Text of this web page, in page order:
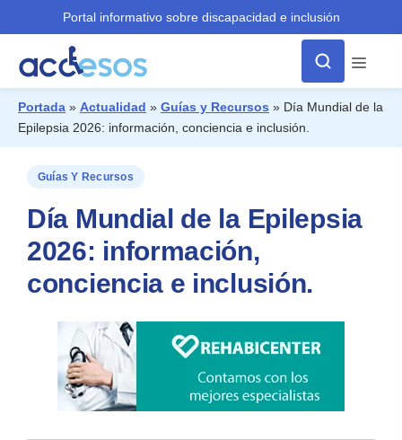
Portal informativo sobre discapacidad e inclusión
Menú
¿Qué buscas?
Portada » Actualidad » Guías y Recursos » Día Mundial de la
Epilepsia 2026: información, conciencia e inclusión.
Guías Y Recursos
Día Mundial de la Epilepsia
2026: información,
conciencia e inclusión.